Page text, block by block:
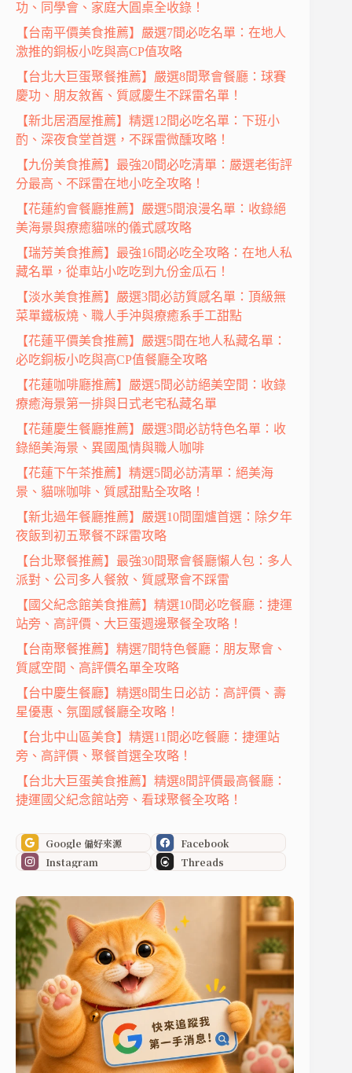
功、同學會、家庭大圓桌全收錄！
【台南平價美食推薦】嚴選7間必吃名單：在地人
激推的銅板小吃與高CP值攻略
【台北大巨蛋聚餐推薦】嚴選8間聚會餐廳：球賽
慶功、朋友敘舊、質感慶生不踩雷名單！
【新北居酒屋推薦】精選12間必吃名單：下班小
酌、深夜食堂首選，不踩雷微醺攻略！
【九份美食推薦】最強20間必吃清單：嚴選老街評
分最高、不踩雷在地小吃全攻略！
【花蓮約會餐廳推薦】嚴選5間浪漫名單：收錄絕
美海景與療癒貓咪的儀式感攻略
【瑞芳美食推薦】最強16間必吃全攻略：在地人私
藏名單，從車站小吃吃到九份金瓜石！
【淡水美食推薦】嚴選3間必訪質感名單：頂級無
菜單鐵板燒、職人手沖與療癒系手工甜點
【花蓮平價美食推薦】嚴選5間在地人私藏名單：
必吃銅板小吃與高CP值餐廳全攻略
【花蓮咖啡廳推薦】嚴選5間必訪絕美空間：收錄
療癒海景第一排與日式老宅私藏名單
【花蓮慶生餐廳推薦】嚴選3間必訪特色名單：收
錄絕美海景、異國風情與職人咖啡
【花蓮下午茶推薦】精選5間必訪清單：絕美海
景、貓咪咖啡、質感甜點全攻略！
【新北過年餐廳推薦】嚴選10間圍爐首選：除夕年
夜飯到初五聚餐不踩雷攻略
【台北聚餐推薦】最強30間聚會餐廳懶人包：多人
派對、公司多人餐敘、質感聚會不踩雷
【國父紀念館美食推薦】精選10間必吃餐廳：捷運
站旁、高評價、大巨蛋週邊聚餐全攻略！
【台南聚餐推薦】精選7間特色餐廳：朋友聚會、
質感空間、高評價名單全攻略
【台中慶生餐廳】精選8間生日必訪：高評價、壽
星優惠、氛圍感餐廳全攻略！
【台北中山區美食】精選11間必吃餐廳：捷運站
旁、高評價、聚餐首選全攻略！
【台北大巨蛋美食推薦】精選8間評價最高餐廳：
捷運國父紀念館站旁、看球聚餐全攻略！
Google 偏好來源
Facebook
Instagram
Threads